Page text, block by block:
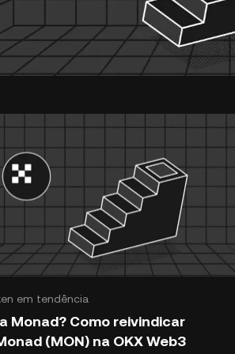
em tendência
Monad? Como reivindicar
(MON) na OKX Web3